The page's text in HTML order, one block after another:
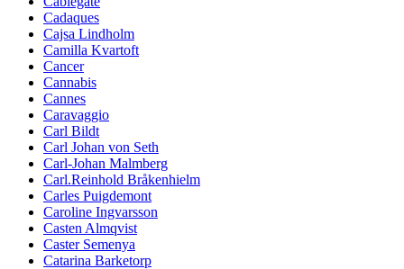
Cadaques
Cajsa Lindholm
Camilla Kvartoft
Cancer
Cannabis
Cannes
Caravaggio
Carl Bildt
Carl Johan von Seth
Carl-Johan Malmberg
Carl.Reinhold Bråkenhielm
Carles Puigdemont
Caroline Ingvarsson
Casten Almqvist
Caster Semenya
Catarina Barketorp